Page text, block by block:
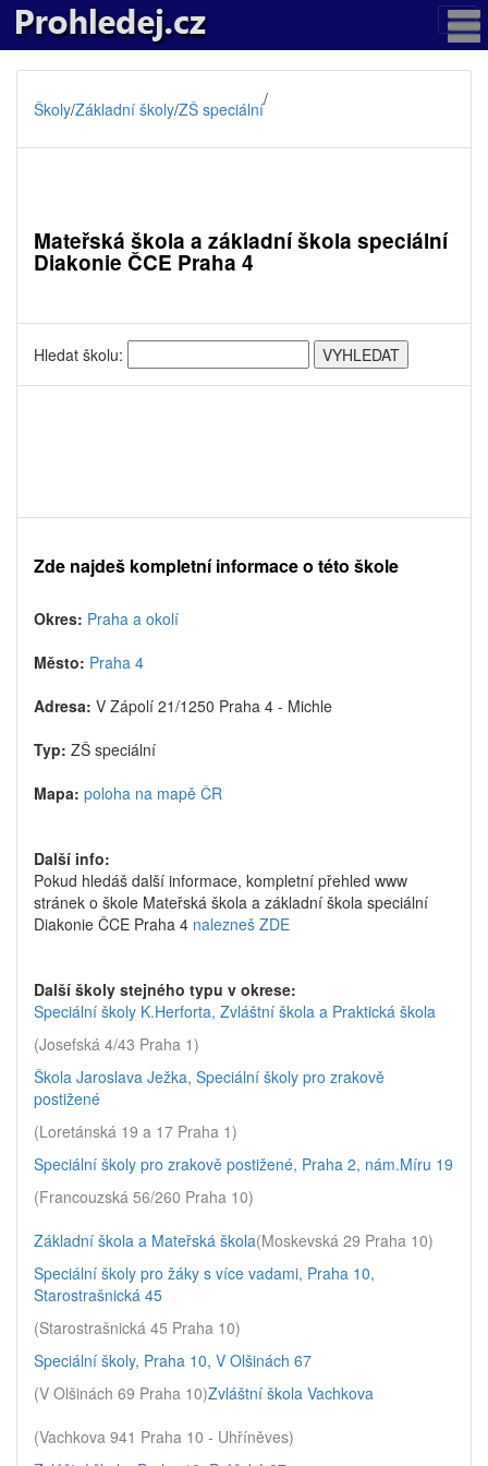
Školy/Základní školy/ZŠ speciální/
Mateřská škola a základní škola speciální
Diakonie ČCE Praha 4
Hledat školu:
Zde najdeš kompletní informace o této škole
Okres: Praha a okolí
Město: Praha 4
Adresa: V Zápolí 21/1250 Praha 4 - Michle
Typ: ZŠ speciální
Mapa: poloha na mapě ČR
Další info:
Pokud hledáš další informace, kompletní přehled www
stránek o škole Mateřská škola a základní škola speciální
Diakonie ČCE Praha 4 nalezneš ZDE
Další školy stejného typu v okrese:
Speciální školy K.Herforta, Zvláštní škola a Praktická škola
(Josefská 4/43 Praha 1)
Škola Jaroslava Ježka, Speciální školy pro zrakově
postižené
(Loretánská 19 a 17 Praha 1)
Speciální školy pro zrakově postižené, Praha 2, nám.Míru 19
(Francouzská 56/260 Praha 10)
Základní škola a Mateřská škola(Moskevská 29 Praha 10)
Speciální školy pro žáky s více vadami, Praha 10,
Starostrašnická 45
(Starostrašnická 45 Praha 10)
Speciální školy, Praha 10, V Olšinách 67
(V Olšinách 69 Praha 10)Zvláštní škola Vachkova
(Vachkova 941 Praha 10 - Uhříněves)